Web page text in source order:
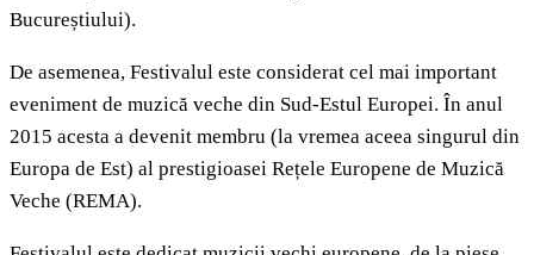
Bucureștiului).
De asemenea, Festivalul este considerat cel mai important
eveniment de muzică veche din Sud-Estul Europei. În anul
2015 acesta a devenit membru (la vremea aceea singurul din
Europa de Est) al prestigioasei Rețele Europene de Muzică
Veche (REMA).